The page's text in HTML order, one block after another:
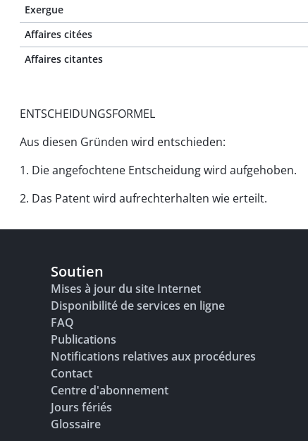
Exergue
Affaires citées
Affaires citantes
ENTSCHEIDUNGSFORMEL
Aus diesen Gründen wird entschieden:
1. Die angefochtene Entscheidung wird aufgehoben.
2. Das Patent wird aufrechterhalten wie erteilt.
Soutien
Mises à jour du site Internet
Disponibilité de services en ligne
FAQ
Publications
Notifications relatives aux procédures
Contact
Centre d'abonnement
Jours fériés
Glossaire